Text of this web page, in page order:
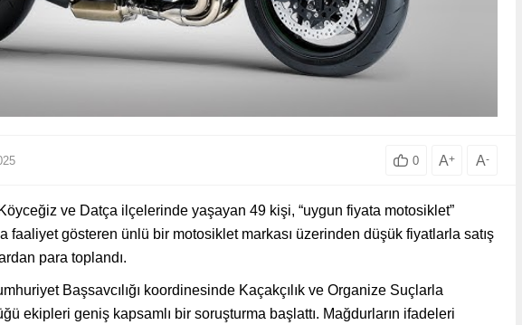
0 A+ A-
ve Datça ilçelerinde yaşayan 49 kişi, “uygun fiyata motosiklet”
faaliyet gösteren ünlü bir motosiklet markası üzerinden düşük fiyatlarla satış
para toplandı.
Başsavcılığı koordinesinde Kaçakçılık ve Organize Suçlarla
ekipleri geniş kapsamlı bir soruşturma başlattı. Mağdurların ifadeleri